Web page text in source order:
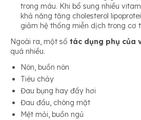
trong máu. Khi bổ sung nhiều
khả năng tăng cholesterol
giảm hệ thống miễn dịch trong cơ
Ngoài ra, một số tác dụng phụ của
quá nhiều.
Nôn, buồn nôn
Tiêu chảy
Đau bụng hay đầy hơi
Đau đầu, chóng mặt
Mệt mỏi, buồn ngủ